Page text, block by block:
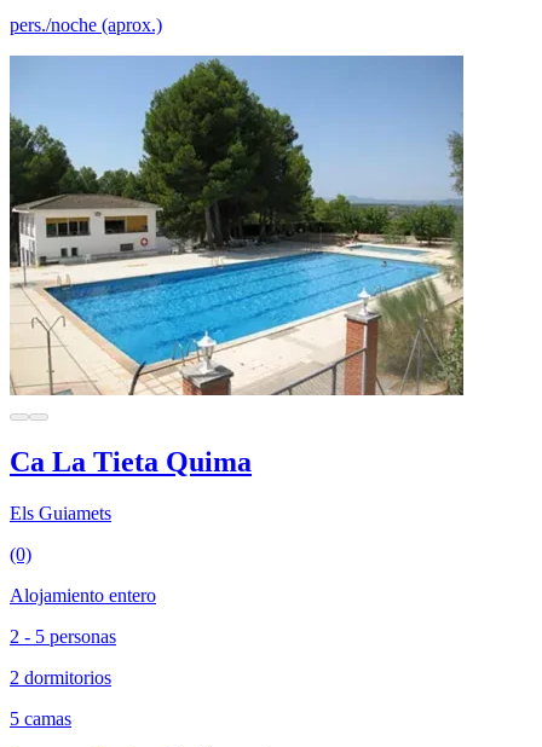
pers./noche (aprox.)
Ca La Tieta Quima
Els Guiamets
(0)
Alojamiento entero
2 - 5 personas
2 dormitorios
5 camas